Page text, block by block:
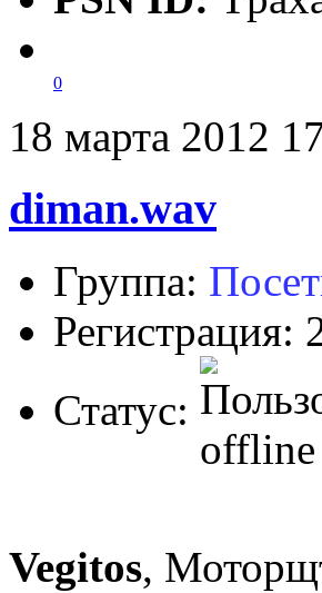
0
18 марта 2012
diman.wav
Группа:
Регистрация:
Статус:
Vegitos,